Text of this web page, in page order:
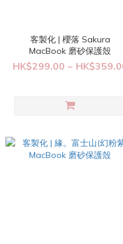
客製化 | 櫻落 Sakura
MacBook 磨砂保護殼
HK$299.00 ~